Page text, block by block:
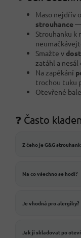
Maso nejdřív
strouhance—
Strouhanku k
Smažte v
zatáhl a nesál
Na zapékání
trochou tuku
Otevřené
❓ Často
Z čeho je G&G
Na co všechno se hodí?
Je vhodná pro alergiky?
Jak ji skladovat po